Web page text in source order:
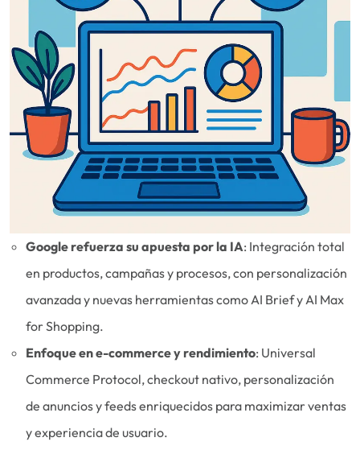
Google refuerza su apuesta por la IA: Integración total
en productos, campañas y procesos, con personalización
avanzada y nuevas herramientas como AI Brief y AI Max
for Shopping.
Enfoque en e-commerce y rendimiento: Universal
Commerce Protocol, checkout nativo, personalización
de anuncios y feeds enriquecidos para maximizar ventas
y experiencia de usuario.